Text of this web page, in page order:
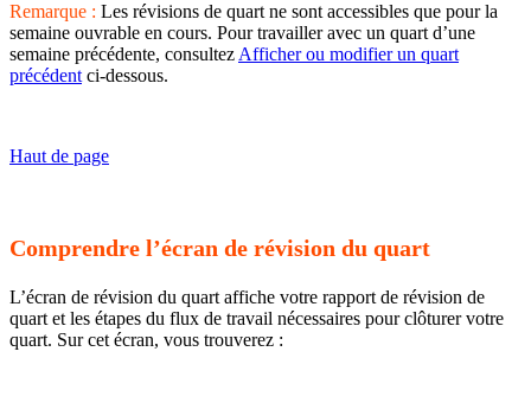
Remarque : Les révisions de quart ne sont accessibles que pour la
semaine ouvrable en cours. Pour travailler avec un quart d’une
semaine précédente, consultez Afficher ou modifier un quart
précédent ci-dessous.
Haut de page
Comprendre l’écran de révision du quart
L’écran de révision du quart affiche votre rapport de révision de
quart et les étapes du flux de travail nécessaires pour clôturer votre
quart. Sur cet écran, vous trouverez :